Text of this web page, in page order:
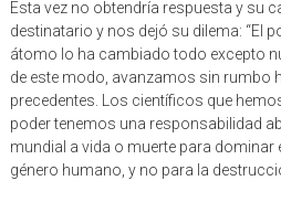
destinatario y nos dejó su dilema: “El
átomo lo ha cambiado todo excepto
de este modo, avanzamos sin rumbo
precedentes. Los científicos que
poder tenemos una responsabilidad
mundial a vida o muerte para dominar
género humano, y no para la